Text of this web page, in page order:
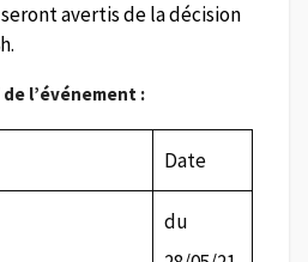
avertis de la décision
l’événement :
Date
du